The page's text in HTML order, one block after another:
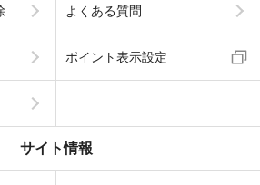
よくある質問
ポイント表示設定
サイト情報